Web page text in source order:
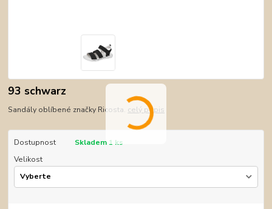
93 schwarz
Sandály oblíbené značky Ricosta. celý popis
Dostupnost
Skladem 1 ks
Velikost